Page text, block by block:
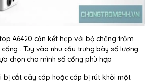
A6420 cần kết hợp với bộ chống trộm
. Tùy vào nhu cầu trưng bày số lượng
chọn cho mình số cổng phù hợp
bị cắt dây cáp hoặc cáp bị rút khỏi một